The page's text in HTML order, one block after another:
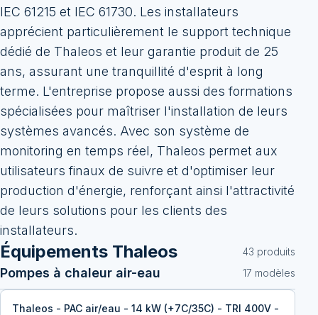
IEC 61215 et IEC 61730. Les installateurs
apprécient particulièrement le support technique
dédié de Thaleos et leur garantie produit de 25
ans, assurant une tranquillité d'esprit à long
terme. L'entreprise propose aussi des formations
spécialisées pour maîtriser l'installation de leurs
systèmes avancés. Avec son système de
monitoring en temps réel, Thaleos permet aux
utilisateurs finaux de suivre et d'optimiser leur
production d'énergie, renforçant ainsi l'attractivité
de leurs solutions pour les clients des
installateurs.
Équipements Thaleos 43 produits
Pompes à chaleur air-eau 17 modèles
Thaleos - PAC air/eau - 14 kW (+7C/35C) - TRI 400V -